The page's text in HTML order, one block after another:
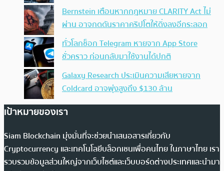
Bernstein เตือนหากกฎหมาย CLARITY Act ไม่
ผ่าน อาจกดดันราคาคริปโตให้ดิ่งลงอีกระลอก
ทั่วโลกช็อก Telegram หายจาก App Store
ชั่วคราว ก่อนกลับมาใช้งานได้ปกติ
Galaxy Research ประเมินความเสียหายจาก
Coldcard อาจพุ่งสูงถึง $130 ล้าน
เป้าหมายของเรา
Siam Blockchain มุ่งมั่นที่จะช่วยนำเสนอสารเกี่ยวกับ
Cryptocurrency และเทคโนโลยีบล็อกเชนเพื่อคนไทย ในภาษาไทย เรา
รวบรวมข้อมูลส่วนใหญ่จากเว็บไซต์และเว็บบอร์ดต่างประเทศและนำมา